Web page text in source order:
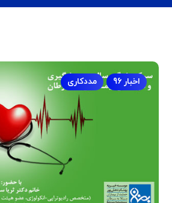
اخبار 96 مددکاری